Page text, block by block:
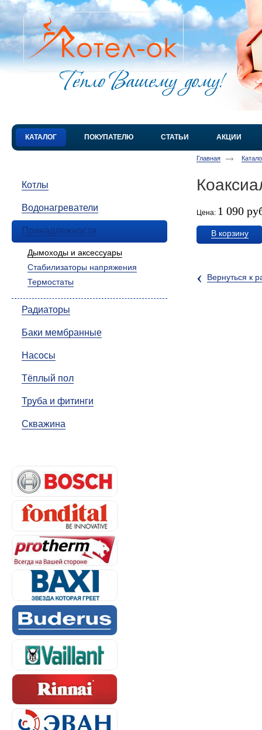
КАТАЛОГ ПОКУПАТЕЛЮ СТАТЬИ АКЦИИ
Котлы
Водонагреватели
Принадлежности
Дымоходы и аксессуары
Стабилизаторы напряжения
Термостаты
Радиаторы
Баки мембранные
Насосы
Тёплый пол
Труба и фитинги
Скважина
Главная
Цена: 1 090
В корзину
‹ Вернуться к